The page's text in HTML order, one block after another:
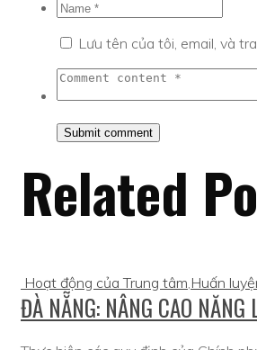
Lưu tên của tôi, email, và
Related
Hoạt động của Trung tâm,Huấn
ĐÀ NẴNG: NÂNG CAO